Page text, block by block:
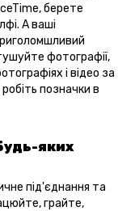
берете
А ваші
фотографії,
і відео за
позначки в
яких
під'єднання та
грайте,